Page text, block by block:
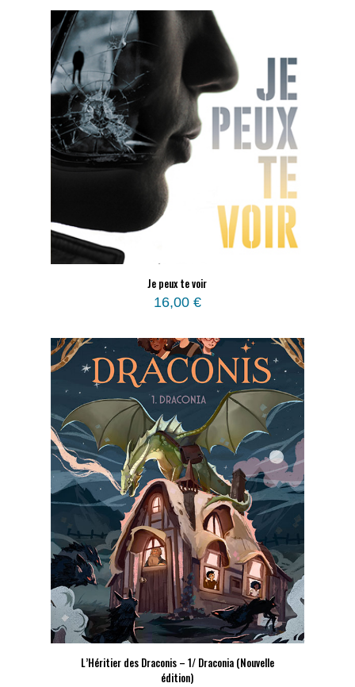
Je peux te voir
16,00 €
L’Héritier des Draconis – 1/ Draconia (Nouvelle
édition)